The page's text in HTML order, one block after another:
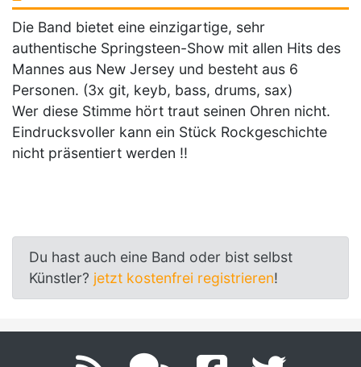
Die Band bietet eine einzigartige, sehr
authentische Springsteen-Show mit allen Hits des
Mannes aus New Jersey und besteht aus 6
Personen. (3x git, keyb, bass, drums, sax)
Wer diese Stimme hört traut seinen Ohren nicht.
Eindrucksvoller kann ein Stück Rockgeschichte
nicht präsentiert werden !!
Du hast auch eine Band oder bist selbst
Künstler? jetzt kostenfrei registrieren!